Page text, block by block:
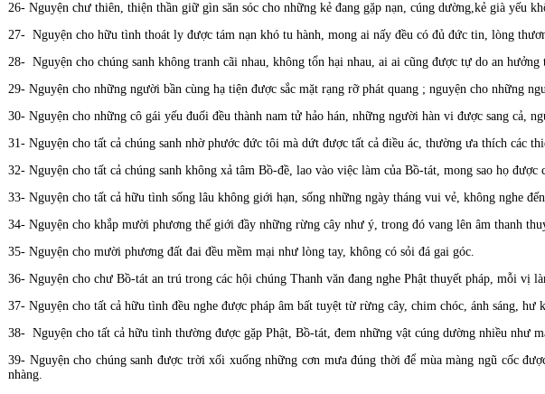
26- Nguyện chư thiên, thiện thần giữ gìn săn sóc cho những kẻ đang gặp nạn, cúng dường,kẻ già yếu
27- Nguyện cho hữu tình thoát ly được tám nạn khó tu hành, mong ai nấy đều có đủ đức tin, lòng
28- Nguyện cho chúng sanh không tranh cãi nhau, không tổn hại nhau, ai ai cũng được tự do an
29- Nguyện cho những người bần cùng hạ tiện được sắc mặt rạng rỡ phát quang ; nguyện cho những
30- Nguyện cho những cô gái yếu đuối đều thành nam tử hảo hán, những người hàn vi được sang cả,
31- Nguyện cho tất cả chúng sanh nhờ phước đức tôi mà dứt được tất cả điều ác, thường ưa thích các
32- Nguyện cho tất cả chúng sanh không xả tâm Bồ-đề, lao vào việc làm của Bồ-tát, mong sao họ
33- Nguyện cho tất cả hữu tình sống lâu không giới hạn, sống những ngày tháng vui vẻ, không nghe
34- Nguyện cho khắp mười phương thế giới đầy những rừng cây như ý, trong đó vang lên âm thanh
35- Nguyện cho mười phương đất đai đều mềm mại như lòng tay, không có sỏi đá gai góc.
36- Nguyện cho chư Bồ-tát an trú trong các hội chúng Thanh văn đang nghe Phật thuyết pháp, mỗi vị
37- Nguyện cho tất cả hữu tình đều nghe được pháp âm bất tuyệt từ rừng cây, chim chóc, ánh sáng, hư
38- Nguyện cho tất cả hữu tình thường được gặp Phật, Bồ-tát, đem những vật cúng dường nhiều như
39- Nguyện cho chúng sanh được trời xối xuống những cơn mưa đúng thời để mùa màng ngũ cốc
nhàng.